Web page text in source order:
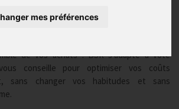
mes préférences
boissons, hygiène, art de la table ... avec
bloqués dans le temps !
de vos achats ! BSR s’adapte à vote
conseille pour optimiser vos coûts
sans changer vos habitudes et sans